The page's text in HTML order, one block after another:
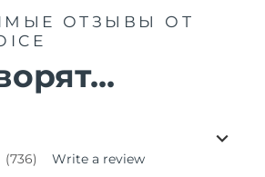
ОТЗЫВЫ
ОТ
(736) Write a review